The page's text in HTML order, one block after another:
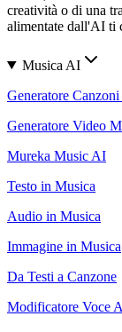
creatività o di una
alimentate dall'AI ti
Musica AI
Generatore
Generatore Video
Mureka Music AI
Testo in Musica
Audio in Musica
Immagine in Musica
Da Testi a Canzone
Modificatore Voce